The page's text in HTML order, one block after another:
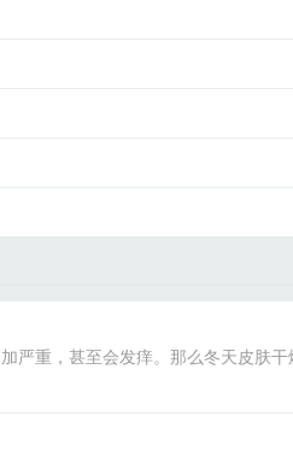
重，甚至会发痒。那么冬天皮肤